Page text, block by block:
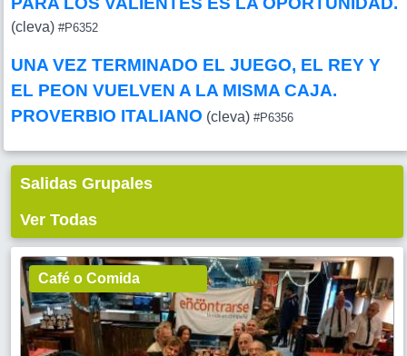
(cleva) #P6352
UNA VEZ TERMINADO EL JUEGO, EL REY Y
EL PEON VUELVEN A LA MISMA CAJA.
PROVERBIO ITALIANO (cleva) #P6356
Salidas Grupales
Ver Todas
Café o Comida